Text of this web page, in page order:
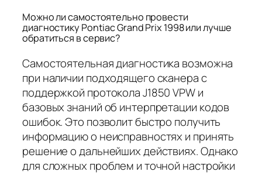
Можно ли самостоятельно провести
диагностику Pontiac Grand Prix 1998 или лучше
обратиться в сервис?
Самостоятельная диагностика возможна
при наличии подходящего сканера с
поддержкой протокола J1850 VPW и
базовых знаний об интерпретации кодов
ошибок. Это позволит быстро получить
информацию о неисправностях и принять
решение о дальнейших действиях. Однако
для сложных проблем и точной настройки